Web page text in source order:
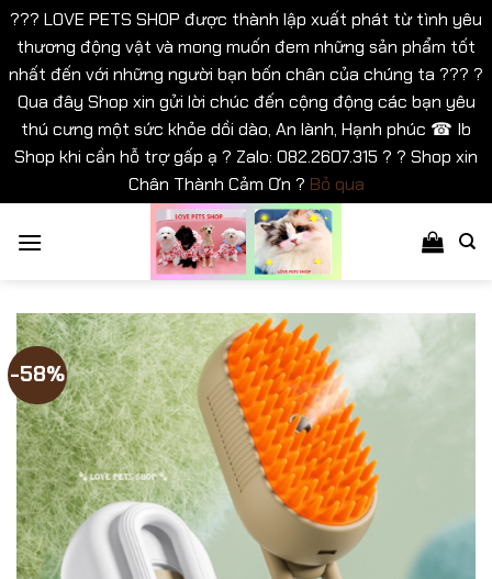
??? LOVE PETS SHOP được thành lập xuất phát từ tình yêu
thương động vật và mong muốn đem những sản phẩm tốt
nhất đến với những người bạn bốn chân của chúng ta ??? ?
Qua đây Shop xin gửi lời chúc đến cộng động các bạn yêu
thú cưng một sức khỏe dồi dào, An lành, Hạnh phúc ☎ Ib
Shop khi cần hỗ trợ gấp ạ ? Zalo: 082.2607.315 ? ? Shop xin
Chân Thành Cảm Ơn ? Bỏ qua
qua
-58%